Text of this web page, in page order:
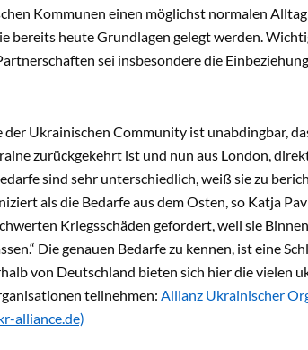
Kommunen einen möglichst normalen
bereits heute Grundlagen gelegt werden.
sei insbesondere die
Ukrainischen Community ist unabdingbar,
zurückgekehrt ist und nun aus London,
sind sehr unterschiedlich, weiß sie zu
als die Bedarfe aus dem Osten, so Katja
Kriegsschäden gefordert, weil sie
Die genauen Bedarfe zu kennen, ist eine
von Deutschland bieten sich hier die vielen
teilnehmen: Allianz Ukrainischer
alliance.de)